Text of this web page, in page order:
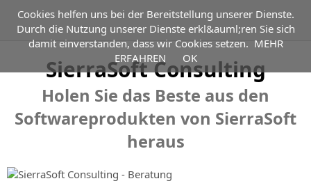
Vermessung
und
der
PRODUKTE
BIM-
Vermessung,
Infrastrukturdesign
Software-
Framework
Technische Beratungsdienste im Zusammenhang mit der
Implementierung und Nutzung von SierraSoft-
LösungenSierraSoft Consulting bietet technische
Beratungsdienste im Zusammenhang mit der
Implementierung und Nutzung von SierraSoft-Lösungen an
SierraSoft Consulting
Holen Sie das Beste aus den
Softwareprodukten von SierraSoft
heraus
Cookies helfen uns bei der Bereitstellung unserer Dienste.
Durch die Nutzung unserer Dienste erkl&auml;ren Sie sich
damit einverstanden, dass wir Cookies setzen. MEHR
ERFAHREN
OK